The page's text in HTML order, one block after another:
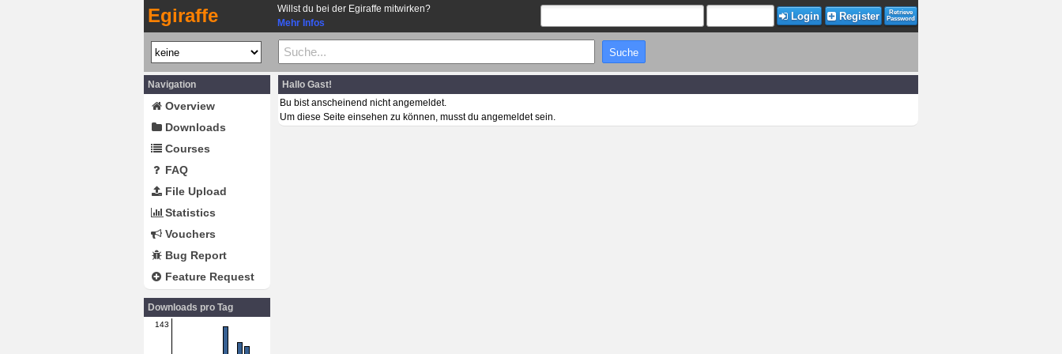
Egiraffe
Willst du bei der Egiraffe mitwirken?
Mehr Infos
Login Register
Retrieve
Password
Navigation
Overview
Downloads
Courses
FAQ
File Upload
Statistics
Vouchers
Bug Report
Feature Request
Downloads pro Tag
143
Hallo Gast!
Bu bist anscheinend nicht angemeldet.
Um diese Seite einsehen zu können, musst du angemeldet sein.